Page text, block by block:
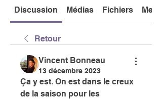
Discussion Médias Fichiers
Retour
Vincent Bonneau
13 décembre 2023
Ça y est. On est dans le creux
de la saison pour les